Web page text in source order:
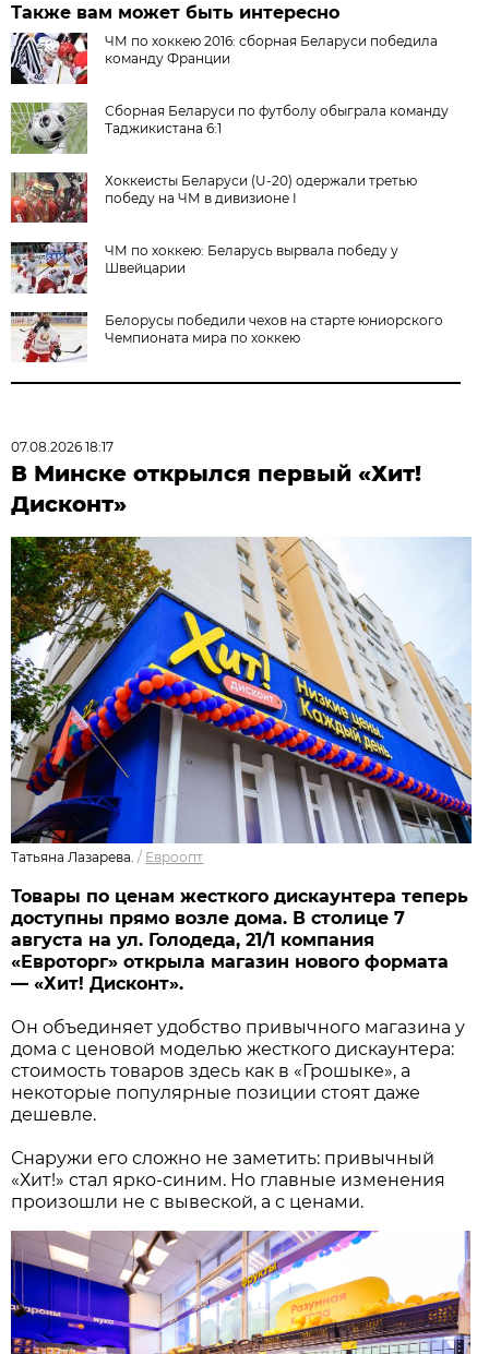
Также вам может быть интересно
ЧМ по хоккею 2016: сборная Беларуси победила
команду Франции
Сборная Беларуси по футболу обыграла команду
Таджикистана 6:1
Хоккеисты Беларуси (U-20) одержали третью
победу на ЧМ в дивизионе I
ЧМ по хоккею: Беларусь вырвала победу у
Швейцарии
Белорусы победили чехов на старте юниорского
Чемпионата мира по хоккею
07.08.2026 18:17
В Минске открылся первый «Хит!
Дисконт»
Татьяна Лазарева. / Евроопт
Товары по ценам жесткого дискаунтера теперь
доступны прямо возле дома. В столице 7
августа на ул. Голодеда, 21/1 компания
«Евроторг» открыла магазин нового формата
— «Хит! Дисконт».
Он объединяет удобство привычного магазина у
дома с ценовой моделью жесткого дискаунтера:
стоимость товаров здесь как в «Грошыке», а
некоторые популярные позиции стоят даже
дешевле.
Снаружи его сложно не заметить: привычный
«Хит!» стал ярко-синим. Но главные изменения
произошли не с вывеской, а с ценами.